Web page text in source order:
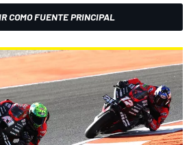
COMO FUENTE PRINCIPAL